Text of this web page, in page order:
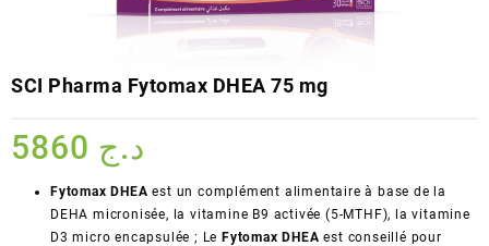
SCI Pharma Fytomax DHEA 75 mg
د.ج
Fytomax DHEA est un complément alimentaire à base de la
DEHA micronisée, la vitamine B9 activée (5-MTHF), la vitamine
D3 micro encapsulée ; LeFytomax DHEA est conseillé pour